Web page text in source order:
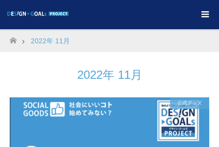
ホーム
2022年 11月
2022年 11月
公式グッズ